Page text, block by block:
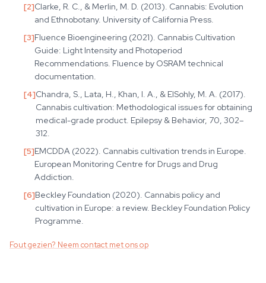
[2]Clarke, R. C., & Merlin, M. D. (2013). Cannabis: Evolution
and Ethnobotany. University of California Press.
[3]Fluence Bioengineering (2021). Cannabis Cultivation
Guide: Light Intensity and Photoperiod
Recommendations. Fluence by OSRAM technical
documentation.
[4]Chandra, S., Lata, H., Khan, I. A., & ElSohly, M. A. (2017).
Cannabis cultivation: Methodological issues for obtaining
medical-grade product. Epilepsy & Behavior, 70, 302–
312.
[5]EMCDDA (2022). Cannabis cultivation trends in Europe.
European Monitoring Centre for Drugs and Drug
Addiction.
[6]Beckley Foundation (2020). Cannabis policy and
cultivation in Europe: a review. Beckley Foundation Policy
Programme.
Fout gezien? Neem contact met ons op